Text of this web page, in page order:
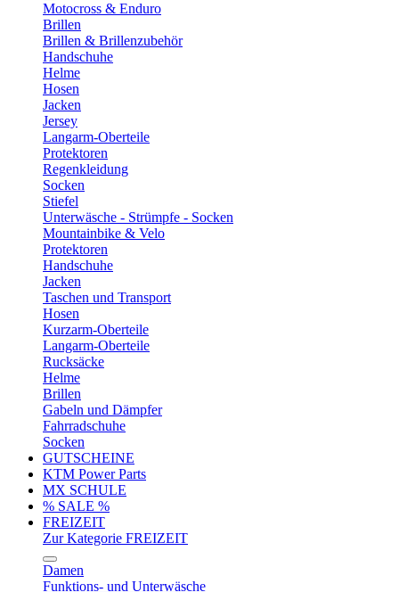
Motocross & Enduro
Brillen
Brillen & Brillenzubehör
Handschuhe
Helme
Hosen
Jacken
Jersey
Langarm-Oberteile
Protektoren
Regenkleidung
Socken
Stiefel
Unterwäsche - Strümpfe - Socken
Mountainbike & Velo
Protektoren
Handschuhe
Jacken
Taschen und Transport
Hosen
Kurzarm-Oberteile
Langarm-Oberteile
Rucksäcke
Helme
Brillen
Gabeln und Dämpfer
Fahrradschuhe
Socken
GUTSCHEINE
KTM Power Parts
MX SCHULE
% SALE %
FREIZEIT
Zur Kategorie FREIZEIT
Damen
Funktions- und Unterwäsche